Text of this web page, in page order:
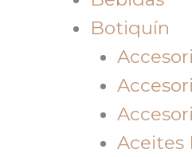
Botiquín
Aceites